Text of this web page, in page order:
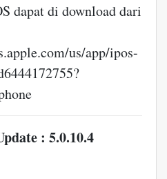
dapat di download dari
us/app/ipos-
: 5.0.10.4